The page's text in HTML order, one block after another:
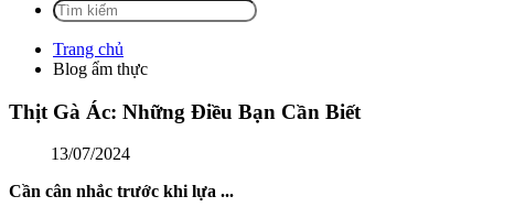
Trang chủ
Blog ẩm thực
Thịt Gà Ác: Những Điều Bạn Cần Biết
13/07/2024
Cần cân nhắc trước khi lựa ...